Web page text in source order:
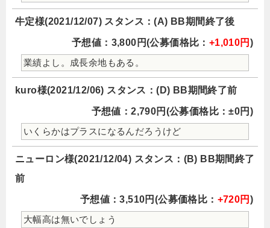
牛定様(2021/12/07) スタンス：(A) BB期間終了後
予想値：3,800円(公募価格比： +1,010円 )
業績よし。成長余地もある。
kuro様(2021/12/06) スタンス：(D) BB期間終了前
予想値：2,790円(公募価格比：±0円)
いくらかはプラスになるんだろうけど
ニューロン様(2021/12/04) スタンス：(B) BB期間終了
前
予想値：3,510円(公募価格比： +720円 )
大幅高は無いでしょう